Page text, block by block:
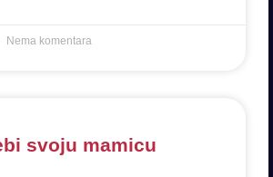
Nema komentara
svoju mamicu